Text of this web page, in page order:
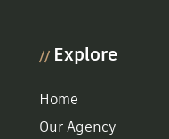
// Explore
Home
Our Agency